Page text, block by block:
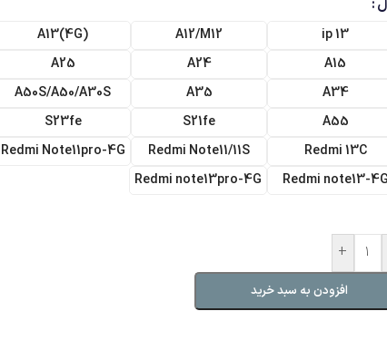
ip 13
A12/M12
(A13(4G
A15
A24
A25
A34
A35
A50S/A50/A30S
A55
S21fe
S23fe
Redmi 13C
Redmi Note11/11S
Redmi Note11pro-4G
Redmi note13-4G
Redmi note13pro-4G
+
افزودن به سبد خرید